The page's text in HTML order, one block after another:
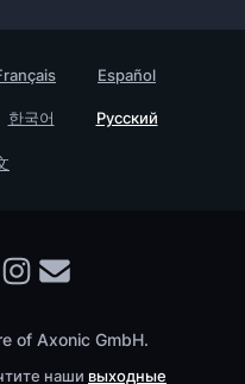
Español
한국어 Русский
of Axonic GmbH.
наши выходные